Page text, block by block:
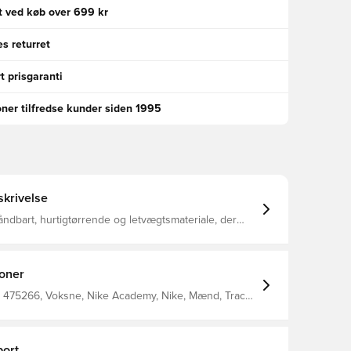
ved køb over 699 kr
returret
prisgaranti
tilfredse kunder siden 1995
hurtigtørrende og letvægtsmateriale, der
Normal pasform. Fremstillet af 100%
475266, Voksne, Nike Academy, Nike, Mænd, Track